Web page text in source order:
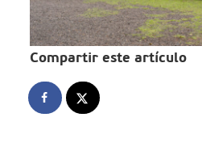
Compartir este artículo